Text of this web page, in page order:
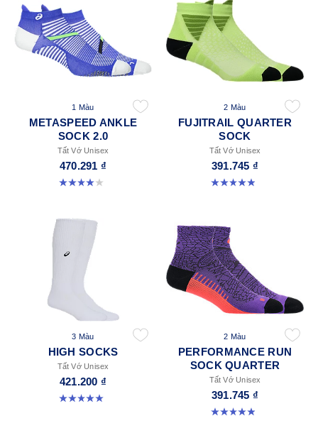
1 Màu
METASPEED ANKLE
SOCK 2.0
Tất Vớ Unisex
470.291 ₫
4.0 trong số 5 sao. 4 đánh giá
2 Màu
FUJITRAIL QUARTER
SOCK
Tất Vớ Unisex
391.745 ₫
4.9 trong số 5 sao. 162 đánh giá
3 Màu
HIGH SOCKS
Tất Vớ Unisex
421.200 ₫
5.0 trong số 5 sao. 2 đánh giá
2 Màu
PERFORMANCE RUN
SOCK QUARTER
Tất Vớ Unisex
391.745 ₫
4.9 trong số 5 sao. 159 đánh giá